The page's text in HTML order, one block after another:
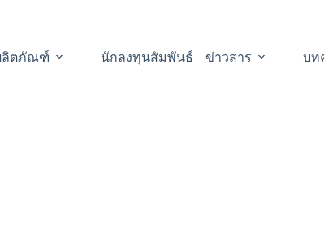
ลิตภัณฑ์ นักลงทุนสัมพันธ์ ข่าวสาร บท